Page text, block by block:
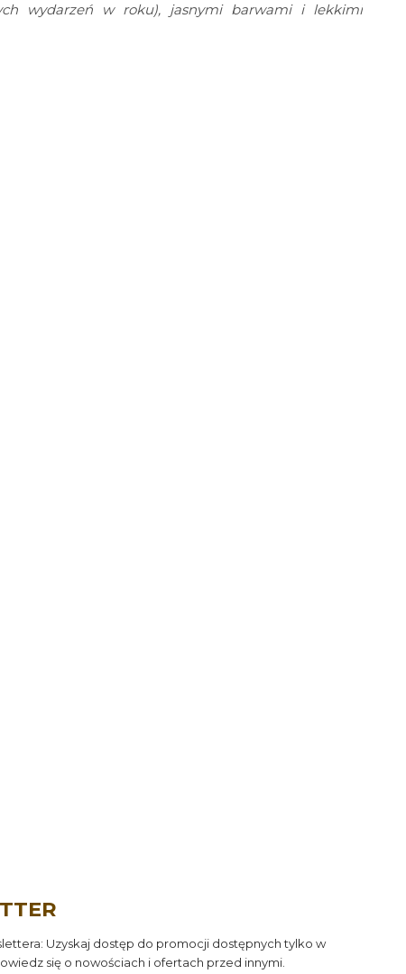
wydarzeń w roku), jasnymi barwami i lekkimi
nasze ciepłe i wygodne
Uzyskaj dostęp do promocji dostępnych tylko w
się o nowościach i ofertach przed innymi.